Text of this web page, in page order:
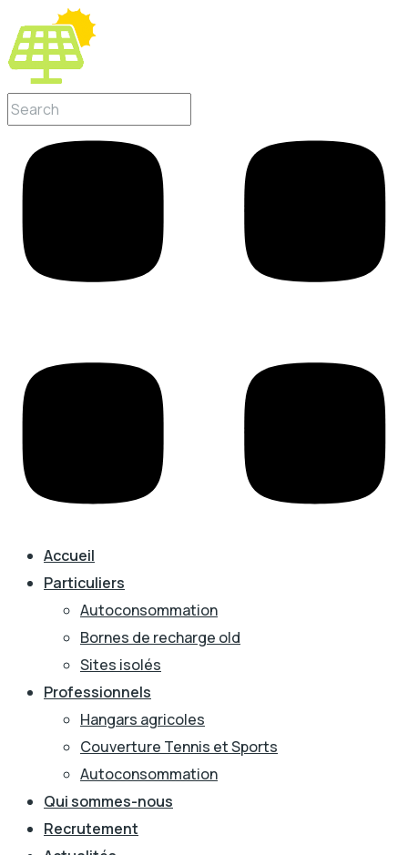
Accueil
Particuliers
Autoconsommation
Bornes de recharge old
Sites isolés
Professionnels
Hangars agricoles
Couverture Tennis et Sports
Autoconsommation
Qui sommes-nous
Recrutement